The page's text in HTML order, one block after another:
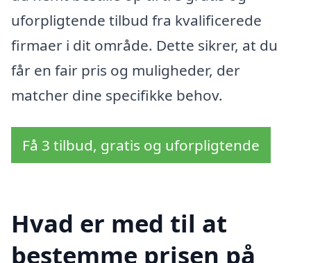
uforpligtende tilbud fra kvalificerede
firmaer i dit område. Dette sikrer, at du
får en fair pris og muligheder, der
matcher dine specifikke behov.
Få 3 tilbud, gratis og uforpligtende
Hvad er med til at
bestemme prisen på